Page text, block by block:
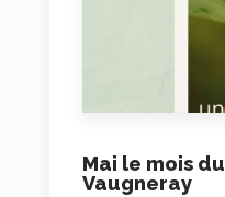
Mai le mois
Vaugneray